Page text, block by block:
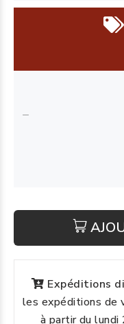
Expéditions
les expéditions de
à partir du lundi